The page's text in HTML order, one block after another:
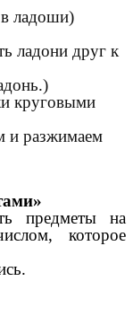
ладоши)
ладони друг к
круговыми
и разжимаем
предметы на
которое